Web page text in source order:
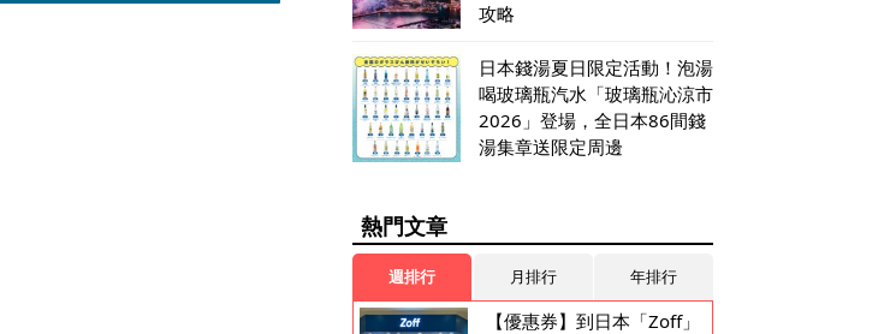
攻略
日本錢湯夏日限定活動！泡湯
喝玻璃瓶汽水「玻璃瓶沁涼市
2026」登場，全日本86間錢
湯集章送限定周邊
熱門文章
週排行 月排行 年排行
【優惠券】到日本「Zoff」